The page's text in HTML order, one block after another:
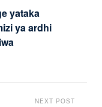
yataka
ya ardhi
NEXT POST